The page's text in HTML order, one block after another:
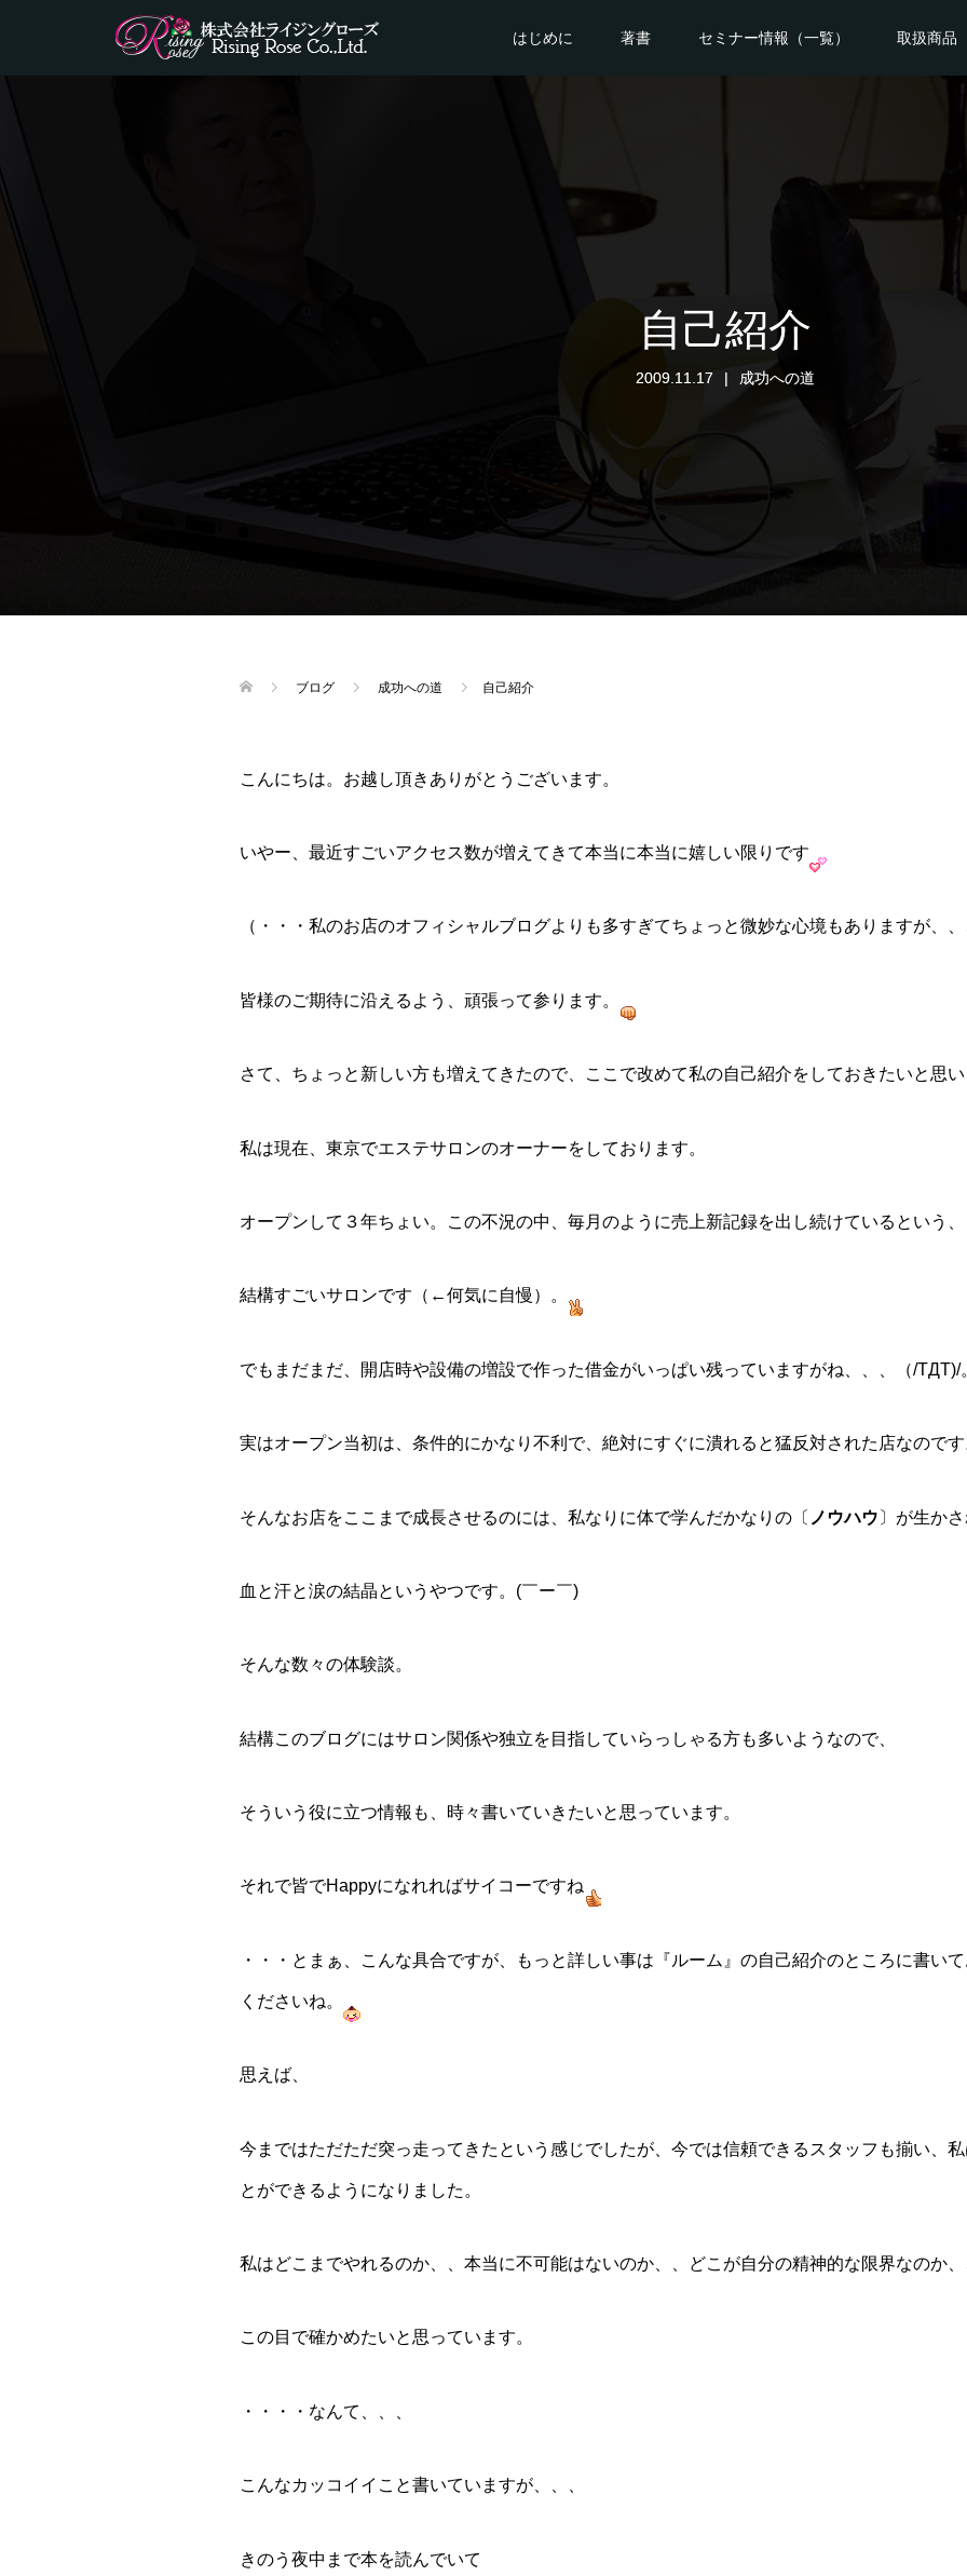
はじめに 著書 セミナー情報（一覧） 取扱商品
自己紹介
2009.11.17 成功への道
ブログ 成功への道 自己紹介
こんにちは。お越し頂きありがとうございます。
いやー、最近すごいアクセス数が増えてきて本当に本当に嬉しい限りです
（・・・私のお店のオフィシャルブログよりも多すぎてちょっと微妙な心境もありますが、
皆様のご期待に沿えるよう、頑張って参ります。
さて、ちょっと新しい方も増えてきたので、ここで改めて私の自己紹介をしておきたいと思
私は現在、東京でエステサロンのオーナーをしております。
オープンして３年ちょい。この不況の中、毎月のように売上新記録を出し続けているという、
結構すごいサロンです（←何気に自慢）。
でもまだまだ、開店時や設備の増設で作った借金がいっぱい残っていますがね、、、（/TДT)/
実はオープン当初は、条件的にかなり不利で、絶対にすぐに潰れると猛反対された店なので
そんなお店をここまで成長させるのには、私なりに体で学んだかなりの〔 ノウハウ 〕が生か
血と汗と涙の結晶というやつです。(￣ー￣)
そんな数々の体験談。
結構このブログにはサロン関係や独立を目指していらっしゃる方も多いようなので、
そういう役に立つ情報も、時々書いていきたいと思っています。
それで皆でHappyになれればサイコーですね
・・・とまぁ、こんな具合ですが、もっと詳しい事は『ルーム』の自己紹介のところに書い
くださいね。
思えば、
今まではただただ突っ走ってきたという感じでしたが、今では信頼できるスタッフも揃い、
とができるようになりました。
私はどこまでやれるのか、、本当に不可能はないのか、、どこが自分の精神的な限界なのか
この目で確かめたいと思っています。
・・・・なんて、、、
こんなカッコイイこと書いていますが、、、
きのう夜中まで本を読んでいて